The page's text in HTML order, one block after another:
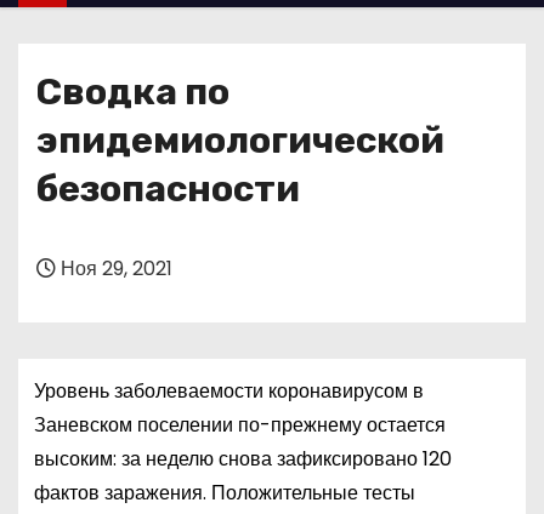
Сводка по
эпидемиологической
безопасности
Ноя 29, 2021
Уровень заболеваемости коронавирусом в
Заневском поселении по-прежнему остается
высоким: за неделю снова зафиксировано 120
фактов заражения. Положительные тесты